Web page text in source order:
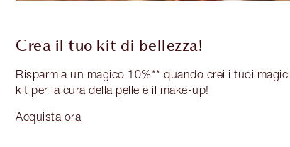
Crea il tuo kit di bellezza!
Risparmia un magico 10%** quando crei i tuoi magici
kit per la cura della pelle e il make-up!
Acquista ora